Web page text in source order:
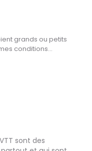
grands ou petits
conditions…
gratifiant de vous
ligne et récupérez vos
de votre commande,
seront prêts à
sont des